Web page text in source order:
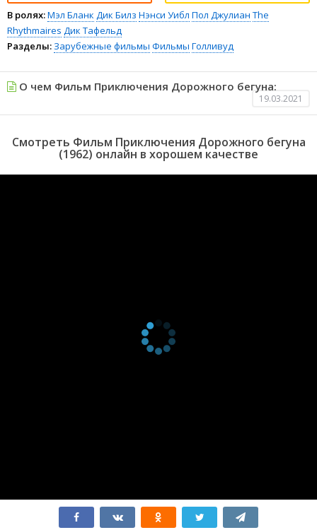
В ролях:Мэл Бланк Дик Билз Нэнси Уибл Пол Джулиан The
Rhythmaires Дик Тафельд
Разделы: Зарубежные фильмы Фильмы Голливуд
О чем Фильм Приключения Дорожного бегуна:
19.03.2021
Смотреть Фильм Приключения Дорожного бегуна
(1962) онлайн в хорошем качестве